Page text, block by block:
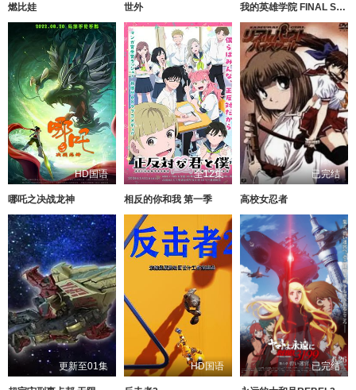
燃比娃 世外 我的英雄学院 FINAL SEASON 特别篇
HD国语
哪吒之决战龙神
全12集
相反的你和我 第一季
已完结
高校女忍者
更新至01集 HD国语 已完结